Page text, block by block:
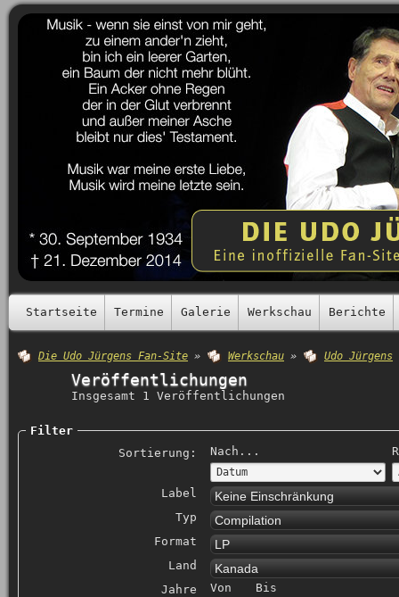
Startseite Termine Galerie Werkschau Berichte
Die Udo Jürgens Fan-Site » Werkschau » Udo Jürgens
Veröffentlichungen
Insgesamt 1 Veröffentlichungen
Filter
Sortierung:
Nach...
Label Keine Einschränkung
Typ Compilation
Format LP
Land Kanada
Jahre Von Bis